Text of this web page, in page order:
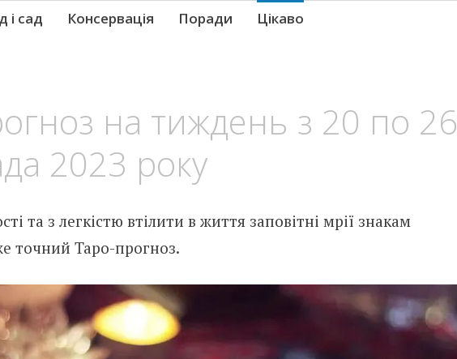
і сад Консервація Поради Цікаво
на тиждень з 20 по 26
2023 року
та з легкістю втілити в життя заповітні мрії знакам
точний Таро-прогноз.